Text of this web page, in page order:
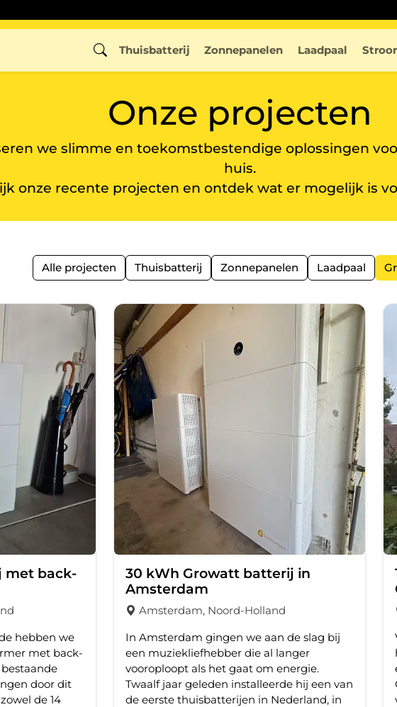
Thuisbatterij Zonnepanelen Laadpaal
Onze projecten
we slimme en toekomstbestendige oplossingen
huis.
onze recente projecten en ontdek wat er mogelijk is
Alle projecten Thuisbatterij Zonnepanelen Laadpaal
met back-
hebben we
met back-
door dit
de 14
30 kWh Growatt batterij in
Amsterdam
Amsterdam, Noord-Holland
In Amsterdam gingen we aan de slag bij
een muziekliefhebber die al langer
vooroploopt als het gaat om energie.
Twaalf jaar geleden installeerde hij een van
de eerste thuisbatterijen in Nederland, in